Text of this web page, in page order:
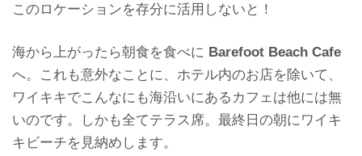
このロケーションを存分に活用しないと！
海から上がったら朝食を食べに Barefoot Beach Cafe
へ。これも意外なことに、ホテル内のお店を除いて、
ワイキキでこんなにも海沿いにあるカフェは他には無
いのです。しかも全てテラス席。最終日の朝にワイキ
キビーチを見納めします。